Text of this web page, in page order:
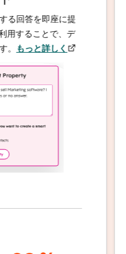
答を即座に提
ることで、デ
っと詳しく